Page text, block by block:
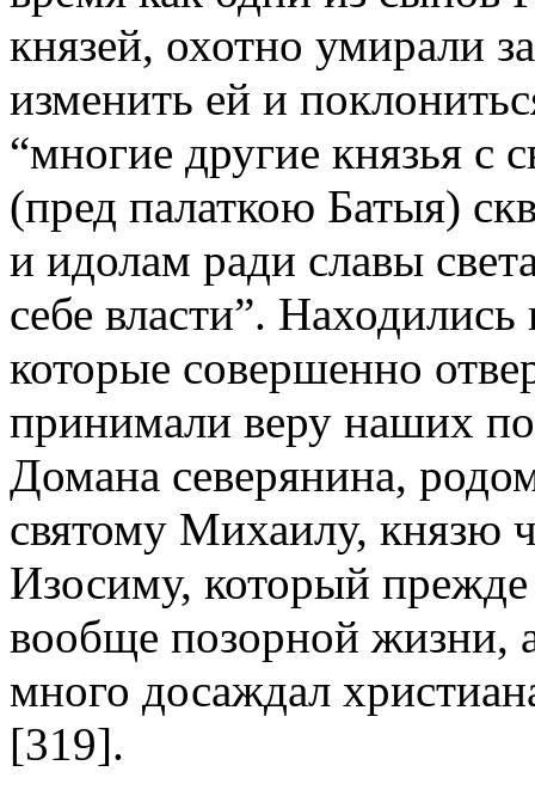
князей, охотно умирали
изменить ей и
“многие другие князья с
(пред палаткою Батыя)
и идолам ради славы
себе власти”.
которые совершенно
принимали веру наших
Домана северянина,
святому Михаилу, князю
Изосиму, который
вообще позорной жизни,
много досаждал
[319].